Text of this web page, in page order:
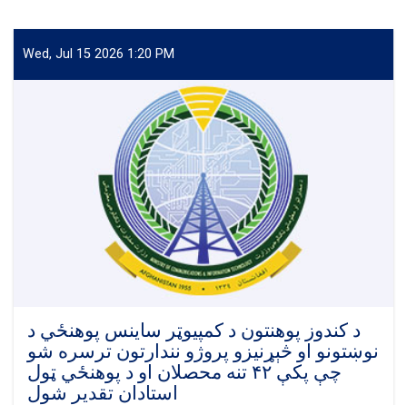
Wed, Jul 15 2026 1:20 PM
د کندوز پوهنتون د کمپیوټر ساینس پوهنځي د
نوښتونو او څېړنیزو پروژو نندارتون ترسره شو
چې پکې ۴۲ تنه محصلان او د پوهنځي ټول
استادان تقدیر شول